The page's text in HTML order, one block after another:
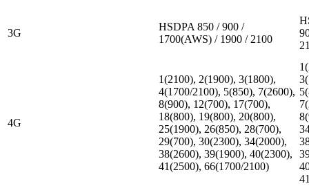
3G
HSDPA 850 / 900 /
1700(AWS) / 1900 / 2100
4G
1(2100), 2(1900), 3(1800),
4(1700/2100), 5(850), 7(2600),
8(900), 12(700), 17(700),
18(800), 19(800), 20(800),
25(1900), 26(850), 28(700),
29(700), 30(2300), 34(2000),
38(2600), 39(1900), 40(2300),
41(2500), 66(1700/2100)